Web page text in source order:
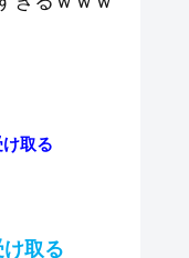
取る
取る